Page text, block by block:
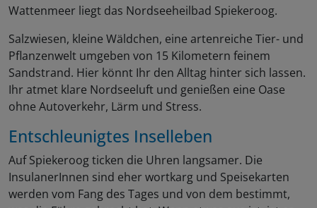
Wattenmeer liegt das Nordseeheilbad Spiekeroog.
Salzwiesen, kleine Wäldchen, eine artenreiche Tier- und
Pflanzenwelt umgeben von 15 Kilometern feinem
Sandstrand. Hier könnt Ihr den Alltag hinter sich lassen.
Ihr atmet klare Nordseeluft und genießen eine Oase
ohne Autoverkehr, Lärm und Stress.
Entschleunigtes Inselleben
Auf Spiekeroog ticken die Uhren langsamer. Die
InsulanerInnen sind eher wortkarg und Speisekarten
werden vom Fang des Tages und von dem bestimmt,